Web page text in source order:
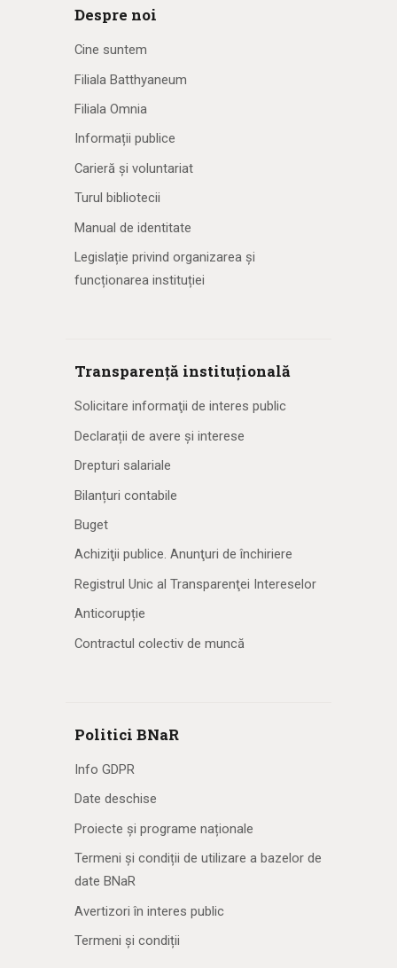
Despre noi
Cine suntem
Filiala Batthyaneum
Filiala Omnia
Informații publice
Carieră și voluntariat
Turul bibliotecii
Manual de identitate
Legislație privind organizarea și
funcționarea instituției
Transparență instituțională
Solicitare informaţii de interes public
Declarații de avere și interese
Drepturi salariale
Bilanțuri contabile
Buget
Achiziţii publice. Anunţuri de închiriere
Registrul Unic al Transparenţei Intereselor
Anticorupție
Contractul colectiv de muncă
Politici BNaR
Info GDPR
Date deschise
Proiecte și programe naționale
Termeni și condiții de utilizare a bazelor de
date BNaR
Avertizori în interes public
Termeni și condiții